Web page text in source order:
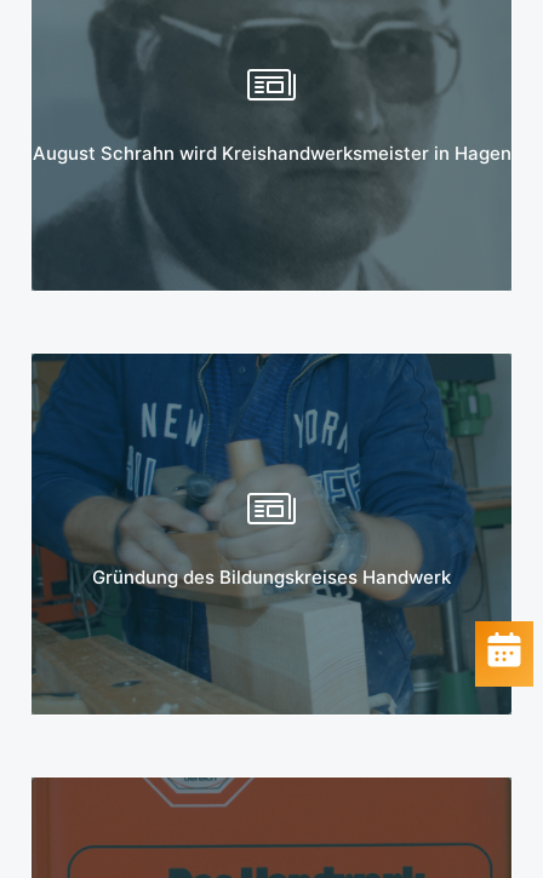
August Schrahn wird Kreishandwerksmeister in Hagen
Gründung des Bildungskreises Handwerk
Mehr erfahren